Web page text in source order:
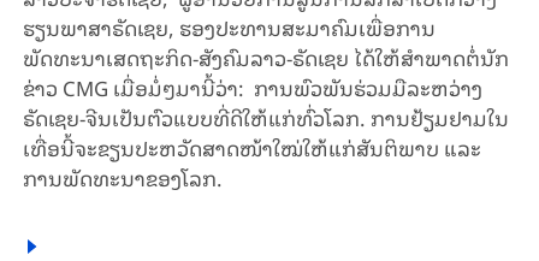
ຮຽນພາສາຣັດເຊຍ, ຮອງປະທານສະມາຄົມເພື່ອການ
ພັດທະນາເສດຖະກິດ-ສັງຄົມລາວ-ຣັດເຊຍ ໄດ້ໃຫ້ສໍາພາດຕໍ່ນັກ
ຂ່າວ CMG ເມື່ອມໍ່ໆມານີ້ວ່າ: ການພົວພັນຮ່ວມມືລະຫວ່າງ
ຣັດເຊຍ-ຈີນເປັນຕົວແບບທີ່ດີໃຫ້ແກ່ທົ່ວໂລກ. ການຢ້ຽມຢາມໃນ
ເທື່ອນີ້ຈະຂຽນປະຫວັດສາດໜ້າໃໝ່ໃຫ້ແກ່ສັນຕິພາບ ແລະ
ການພັດທະນາຂອງໂລກ.